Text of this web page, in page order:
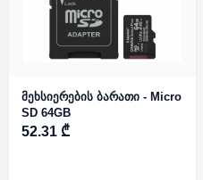
მეხსიერების ბარათი - Micro
SD 64GB
52.31 ₾